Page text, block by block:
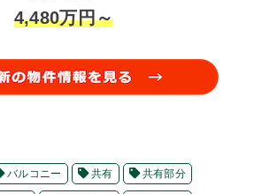
4,480万円～
バルコニー 共有 共有部分